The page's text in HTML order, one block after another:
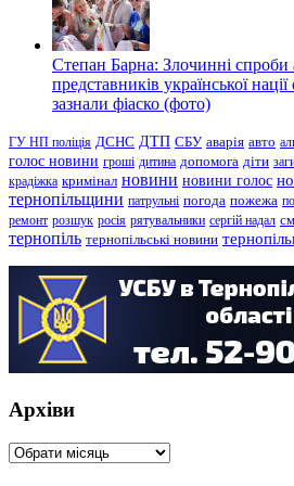
Степан Барна: Злочинні спроби
представників української
зазнали фіаско (фото)
ГУ НП поліція ДСНС ДТП СБУ аварія авто
голос новини гроші дитина допомога діти
крадіжка кримінал новини новини голос
тернопільщини патрульні погода пожежа
ремонт розшук росія рятувальники сергій надал
тернопіль тернопільські новини
Архіви
Архіви